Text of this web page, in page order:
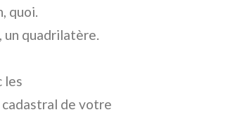
quoi.
quadrilatère.
les
de votre